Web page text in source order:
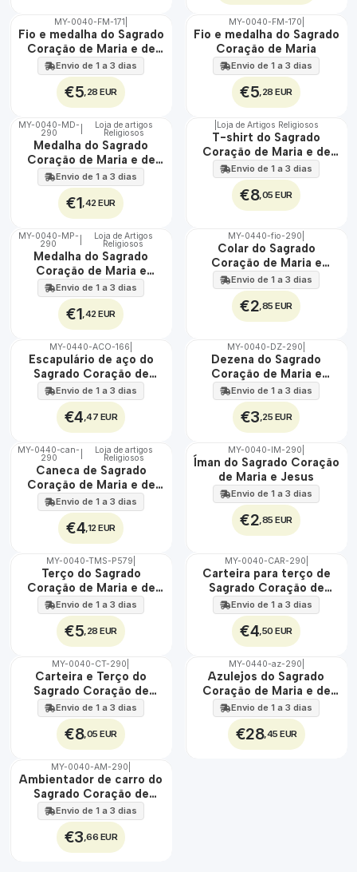
MY-0040-FM-171
Fio e medalha do Sagrado
Coração de Maria e de
Jesus
Envio de 1 a 3 dias
€5 ,28 EUR
MY-0040-FM-170
Fio e medalha do Sagrado
Coração de Maria
Envio de 1 a 3 dias
€5 ,28 EUR
🇵🇹
100%
MY-0040-MD-
290
Loja de artigos
Religiosos
Medalha do Sagrado
Coração de Maria e de
Jesus
Envio de 1 a 3 dias
€1 ,42 EUR
🇵🇹
100%
Loja de Artigos Religiosos
T-shirt do Sagrado
Coração de Maria e de
Jesus
Envio de 1 a 3 dias
€8,05 EUR
🇵🇹
100%
MY-0040-MP-
290
Loja de Artigos
Religiosos
Medalha do Sagrado
Coração de Maria e
Jesus
Envio de 1 a 3 dias
€1 ,42 EUR
🇵🇹
100%
MY-0440-fio-290
Colar do Sagrado
Coração de Maria e
Jesus
Envio de 1 a 3 dias
€2 ,85 EUR
🇵🇹
100%
ÁGUA
MY-0440-ACO-166
Escapulário de aço do
Sagrado Coração de
Maria
Envio de 1 a 3 dias
€4 ,47 EUR
🇵🇹
100%
MY-0040-DZ-290
Dezena do Sagrado
Coração de Maria e
Jesus
Envio de 1 a 3 dias
€3 ,25 EUR
🇵🇹
100%
MY-0440-can-
290
Loja de artigos
Religiosos
Caneca de Sagrado
Coração de Maria e de
Jesus
Envio de 1 a 3 dias
€4,12 EUR
🇵🇹
100%
MY-0040-IM-290
Íman do Sagrado Coração
de Maria e Jesus
Envio de 1 a 3 dias
€2 ,85 EUR
🇵🇹
100%
MY-0040-TMS-P579
Terço do Sagrado
Coração de Maria e de
Jesus
Envio de 1 a 3 dias
€5 ,28 EUR
🇵🇹
100%
MY-0040-CAR-290
Carteira para terço de
Sagrado Coração de
Maria e de Jesus
Envio de 1 a 3 dias
€4 ,50 EUR
🇵🇹
100%
MY-0040-CT-290
Carteira e Terço do
Sagrado Coração de
Maria e de Jesus
Envio de 1 a 3 dias
€8,05 EUR
🇵🇹
100%
EXT.
MY-0440-az-290
Azulejos do Sagrado
Coração de Maria e de
Jesus 30 cm x 45 cm
Envio de 1 a 3 dias
€28,45 EUR
🇵🇹
100%
MY-0040-AM-290
Ambientador de carro do
Sagrado Coração de
Maria e de Jesus
Envio de 1 a 3 dias
€3 ,66 EUR